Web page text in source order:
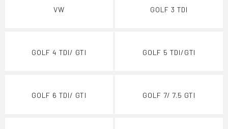
VW GOLF 3 TDI
GOLF 4 TDI/ GTI GOLF 5 TDI/GTI
GOLF 6 TDI/ GTI GOLF 7/ 7.5 GTI